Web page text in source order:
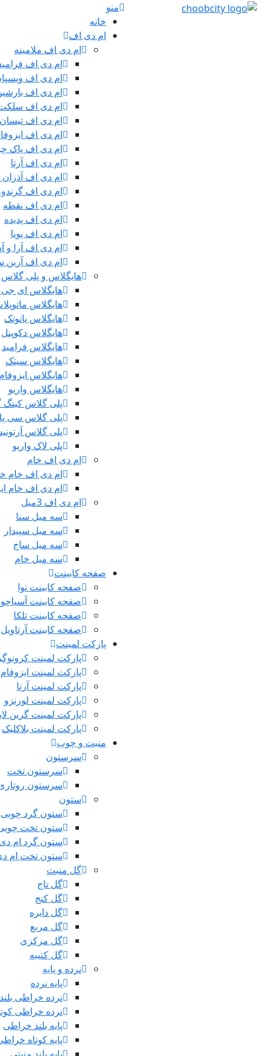
منو
خانه
ام دی اف
ام دی اف ملامینه
ام دی اف
ام دی اف
ام دی اف
ام دی اف
ام دی اف تیسان
ام دی اف
ام دی اف پاک
ام دی اف آرتا
ام دی اف
ام دی اف
ام دی اف نقطه
ام دی اف پدیده
ام دی اف پویا
ام دی اف آرا و
ام دی اف آرین
هایگلاس و پلی گلاس
هایگلاس ای
هایگلاس
هایگلاس پانوتک
هایگلاس دکوپنل
هایگلاس فرامید
هایگلاس سیتک
هایگلاس ایزوفام
هایگلاس واریو
پلی گلاس
پلی گلاس سی
پلی گلاس
پلی لاک واریو
ام دی اف خام
ام دی اف خام
ام دی اف خام
ام دی اف 3میل
سه میل سنا
سه میل سپیدار
سه میل ساج
سه میل خام
صفحه کابینت
صفحه کابینت نوا
صفحه کابینت
صفحه کابینت تلکا
صفحه کابینت آرتاویل
پارکت لمینت
پارکت لمینت
پارکت لمینت ایزوفام
پارکت لمینت آرتا
پارکت لمینت لورنزو
پارکت لمینت گرین
پارکت لمینت بلاکلیک
منبت و چوب
سرستون
سرستون تخت
سرستون
ستون
ستون گرد چوبی
ستون تخت
ستون گرد ام
ستون تخت ام
گل منبت
گل تاج
گل کنج
گل دایره
گل مربع
گل مرکزی
گل کتیبه
نرده و پایه
پایه نرده
نرده خراطی بلند
نرده خراطی
پایه بلند خراطی
پایه کوتاه